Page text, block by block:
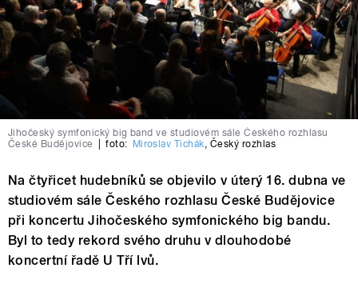
Jihočeský symfonický big band ve studiovém sále Českého rozhlasu
České Budějovice
foto: Miroslav Tichák, Český rozhlas
Na čtyřicet hudebníků se objevilo v úterý 16. dubna ve
studiovém sále Českého rozhlasu České Budějovice
při koncertu Jihočeského symfonického big bandu.
Byl to tedy rekord svého druhu v dlouhodobé
koncertní řadě U Tří lvů.